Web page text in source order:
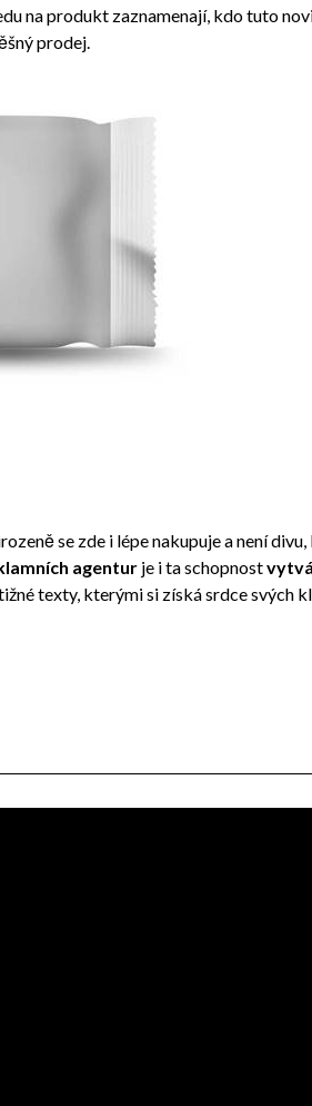
na produkt zaznamenají, kdo tuto
prodej.
se zde i lépe nakupuje a není divu,
agenturje i ta schopnost
texty, kterými si získá srdce svých